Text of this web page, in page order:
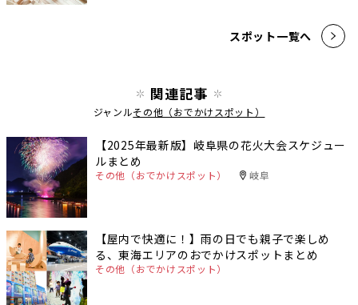
スポット一覧へ
関連記事
ジャンルその他（おでかけスポット）
【2025年最新版】岐阜県の花火大会スケジュー
ルまとめ
その他（おでかけスポット） 岐阜
【屋内で快適に！】雨の日でも親子で楽しめ
る、東海エリアのおでかけスポットまとめ
その他（おでかけスポット）